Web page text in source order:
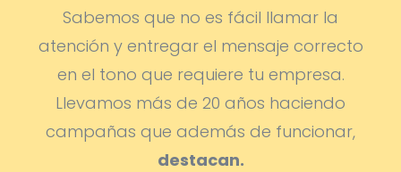
Sabemos que no es fácil llamar la
atención y entregar el mensaje correcto
en el tono que requiere tu empresa.
Llevamos más de 20 años haciendo
campañas que además de funcionar,
destacan.